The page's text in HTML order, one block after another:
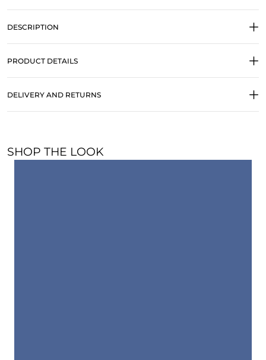
DESCRIPTION
PRODUCT DETAILS
DELIVERY AND RETURNS
SHOP THE LOOK